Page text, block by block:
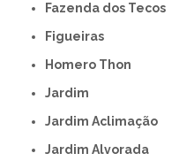
Fazenda dos Tecos
Figueiras
Homero Thon
Jardim
Jardim Aclimação
Jardim Alvorada